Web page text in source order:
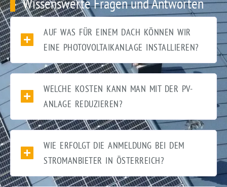
AUF WAS FÜR EINEM DACH KÖNNEN WIR
EINE PHOTOVOLTAIKANLAGE INSTALLIEREN?
WELCHE KOSTEN KANN MAN MIT DER PV-
ANLAGE REDUZIEREN?
WIE ERFOLGT DIE ANMELDUNG BEI DEM
STROMANBIETER IN ÖSTERREICH?